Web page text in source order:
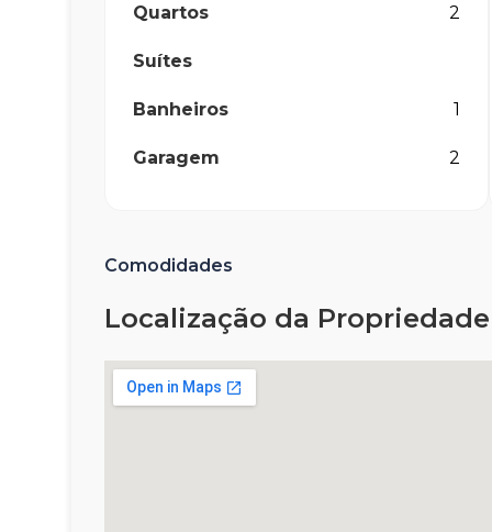
Quartos 2
Suítes
Banheiros 1
Garagem 2
Comodidades